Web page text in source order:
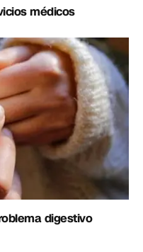
médicos
digestivo